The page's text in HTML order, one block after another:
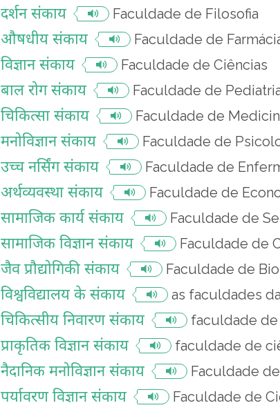
दर्शन संकाय Faculdade de Filosofia
औषधीय संकाय Faculdade de
विज्ञान संकाय Faculdade de Ciências
बाल रोग संकाय Faculdade de
चिकित्सा संकाय Faculdade de
मनोविज्ञान संकाय Faculdade de
उच्च नर्सिंग संकाय Faculdade de
अर्थव्यवस्था संकाय Faculdade de
सामाजिक कार्य संकाय Faculdade de
सामाजिक विज्ञान संकाय Faculdade de
जैव प्रौद्योगिकी संकाय Faculdade de
विश्वविद्यालय के संकाय as faculdades
चिकित्सीय निवारण संकाय faculdade
प्राकृतिक विज्ञान संकाय faculdade de
नैदानिक मनोविज्ञान संकाय Faculdade
पर्यावरण विज्ञान संकाय Faculdade de